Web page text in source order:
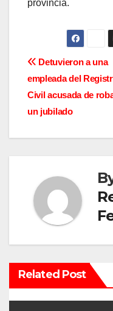
provincia.
N
a
v
e
a
c
i
ó
n
Detuvieron a una
empleada del
Civil acusada de
un jubilado
Related Post